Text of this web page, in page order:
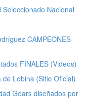
Nacional
CAMPEONES
FINALES (Videos)
Lobina (Sitio Oficial)
Gears diseñados por